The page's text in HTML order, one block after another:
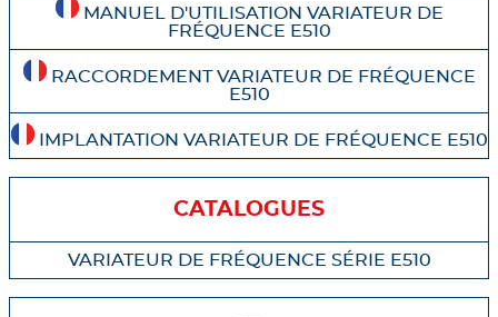
MANUEL D'UTILISATION VARIATEUR DE
FRÉQUENCE E510
RACCORDEMENT VARIATEUR DE FRÉQUENCE
E510
IMPLANTATION VARIATEUR DE FRÉQUENCE E510
CATALOGUES
VARIATEUR DE FRÉQUENCE SÉRIE E510